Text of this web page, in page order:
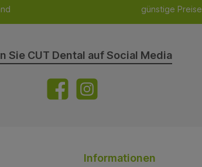
günstige Preise
Sie CUT Dental auf Social Media
Informationen